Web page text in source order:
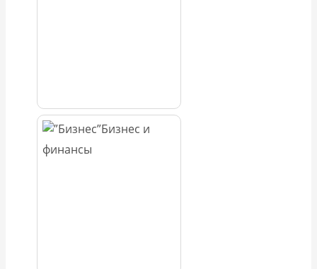
Бизнес и
финансы